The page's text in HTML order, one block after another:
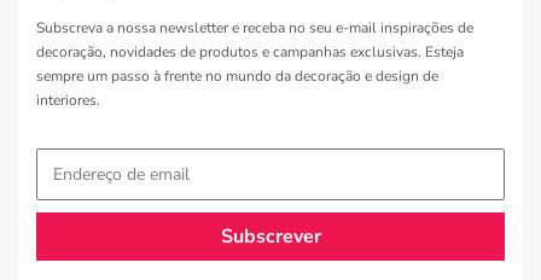
Subscreva a nossa newsletter e receba no seu e-mail inspirações de
decoração, novidades de produtos e campanhas exclusivas. Esteja
sempre um passo à frente no mundo da decoração e design de
interiores.
Subscrever